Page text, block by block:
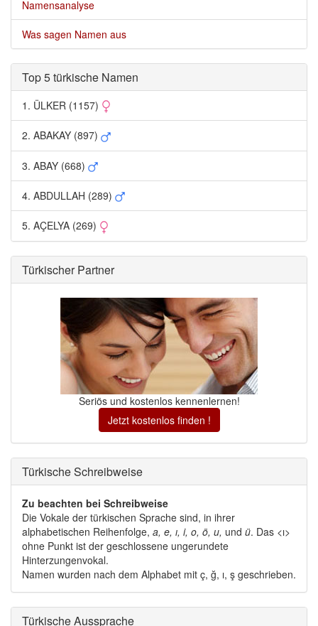
Namensanalyse
Was sagen Namen aus
Top 5 türkische Namen
1. ÜLKER (1157)
2. ABAKAY (897)
3. ABAY (668)
4. ABDULLAH (289)
5. AÇELYA (269)
Türkischer Partner
Seriös und kostenlos kennenlernen!
Jetzt kostenlos finden !
Türkische Schreibweise
Zu beachten bei Schreibweise
Die Vokale der türkischen Sprache sind, in ihrer
alphabetischen Reihenfolge, a, e, ı, i, o, ö, u, und ü. Das <ı>
ohne Punkt ist der geschlossene ungerundete
Hinterzungenvokal.
Namen wurden nach dem Alphabet mit ç, ğ, ı, ş geschrieben.
Türkische Aussprache